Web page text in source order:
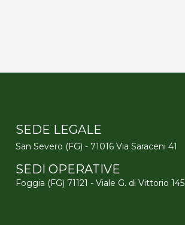
SEDE LEGALE
San Severo (FG) - 71016 Via Saraceni 41
SEDI OPERATIVE
Foggia (FG) 71121 - Viale G. di Vittorio 145